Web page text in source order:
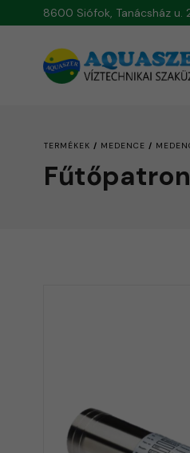
8600 Siófok, Tanácsház
TERMÉKEK / MEDENCE /